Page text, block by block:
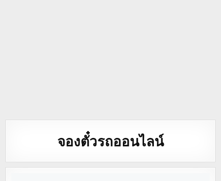
จองตั๋วรถออนไลน์